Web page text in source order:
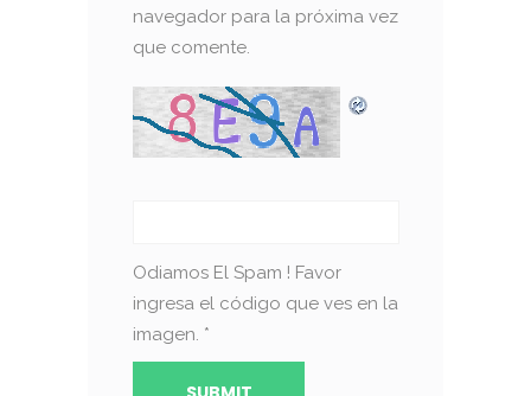
navegador para la próxima vez
que comente.
Odiamos El Spam ! Favor
ingresa el código que ves en la
imagen. *